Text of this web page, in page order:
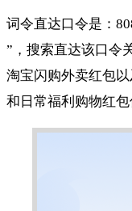
词令直达口令是：
”，搜索直达该口令
淘宝闪购外卖红包
和日常福利购物红包